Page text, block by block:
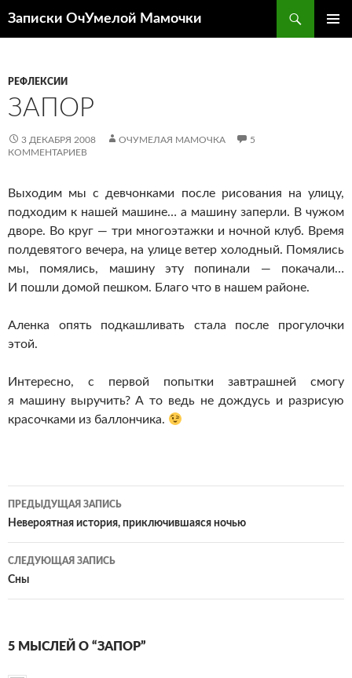
Записки ОчУмелой Мамочки
РЕФЛЕКСИИ
ЗАПОР
3 ДЕКАБРЯ 2008 ОЧУМЕЛАЯ МАМОЧКА
5
КОММЕНТАРИЕВ
Выходим мы с девчонками после рисования на улицу,
подходим к нашей машине… а машину заперли. В чужом
дворе. Во круг — три многоэтажки и ночной клуб. Время
полдевятого вечера, на улице ветер холодный. Помялись
мы, помялись, машину эту попинали — покачали…
И пошли домой пешком. Благо что в нашем районе.
Аленка опять подкашливать стала после прогулочки
этой.
Интересно, с первой попытки завтрашней смогу
я машину выручить? А то ведь не дождусь и разрисую
красочками из баллончика.
Навигация
по
записям
ПРЕДЫДУЩАЯ ЗАПИСЬ
Невероятная история, приключившаяся ночью
СЛЕДУЮЩАЯ ЗАПИСЬ
Сны
5 МЫСЛЕЙ О “ЗАПОР”